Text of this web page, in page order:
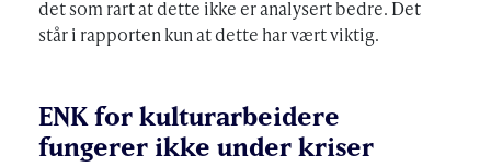
det som rart at dette ikke er analysert bedre. Det
står i rapporten kun at dette har vært viktig.
ENK for kulturarbeidere
fungerer ikke under kriser